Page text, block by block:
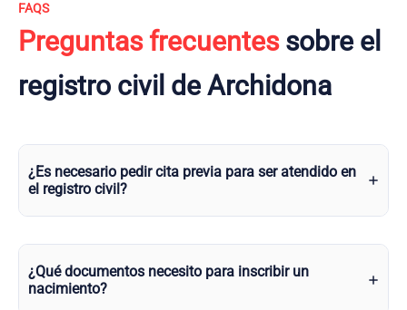
FAQS
Preguntas frecuentessobre el
registro civil de Archidona
¿Es necesario pedir cita previa para ser atendido en
el registro civil?
¿Qué documentos necesito para inscribir un
nacimiento?